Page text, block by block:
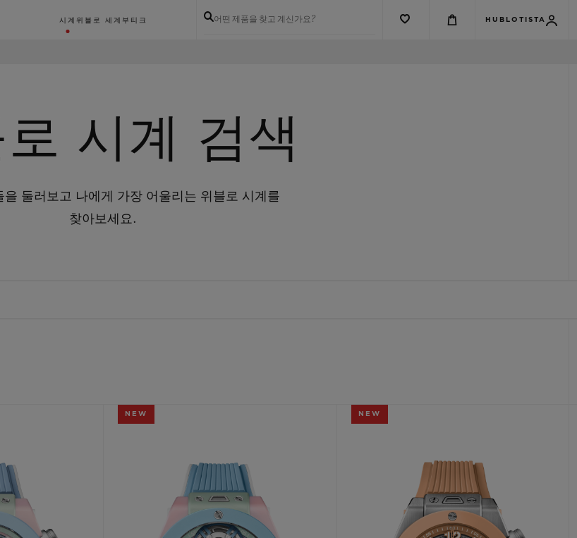
시계 위블로 세계 부티크 어떤 제품을 찾고 계신가요? HUBLOTISTA
시계 검색
을 둘러보고 나에게 가장 어울리는 위블로 시계를
찾아보세요.
NEW NEW
부티크 검색